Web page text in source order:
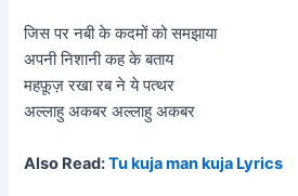
जिस पर नबी के कदमों को समझाया
अपनी निशानी कह के बताय
महफ़ूज़ रखा रब ने ये पत्थर
अल्लाहु अकबर अल्लाहु अकबर
Also Read:Tu kuja man kuja Lyrics